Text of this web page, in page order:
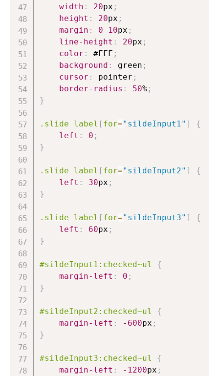
width : 20px ;
height : 20px ;
margin : 0 10px ;
line-height : 20px ;
color : #FFF ;
background : green ;
cursor : pointer ;
border-radius : 50%;
}
.slide label [ for="sildeInput1" ]
{
left : 0 ;
}
.slide label [ for="sildeInput2" ]
{
left : 30px ;
}
.slide label [ for="sildeInput3" ]
{
left : 60px ;
}
#sildeInput1 :checked~ul
{
margin-left : 0 ;
}
#sildeInput2 :checked~ul
{
margin-left : -600px ;
}
#sildeInput3 :checked~ul
{
margin-left : -1200px ;